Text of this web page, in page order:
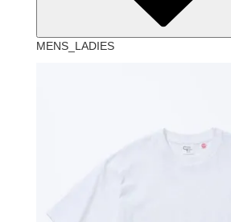
MENS_LADIES